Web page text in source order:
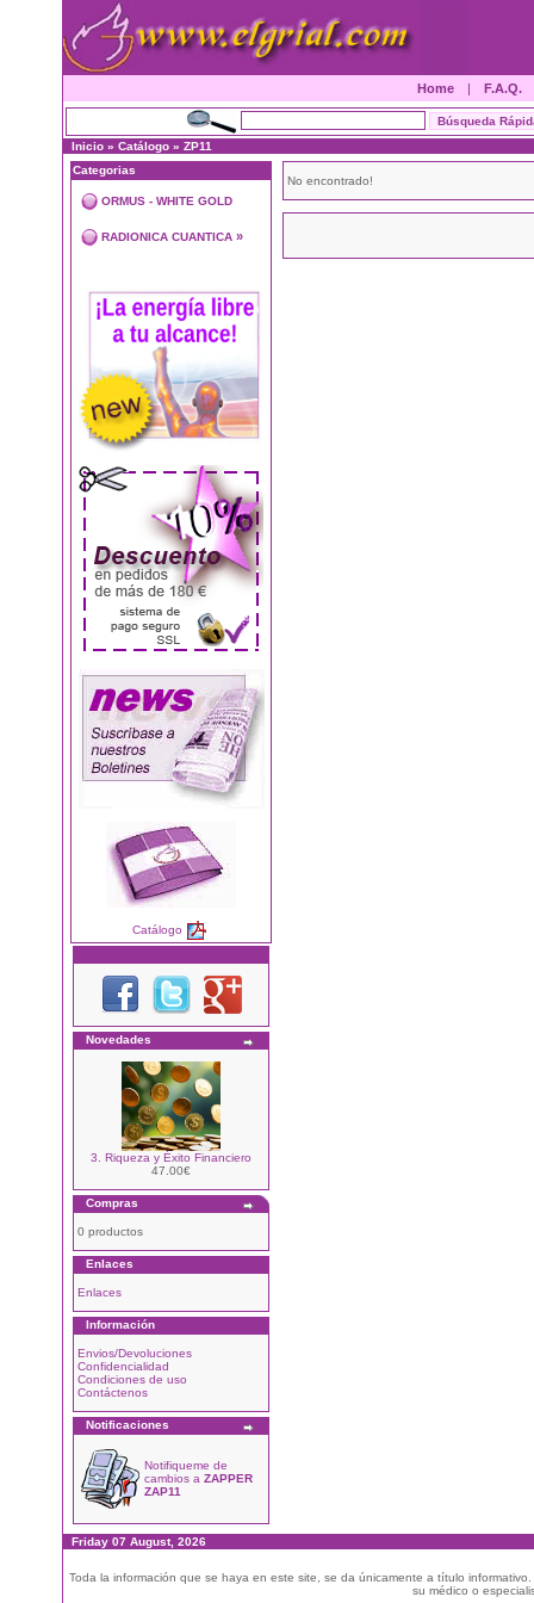
Home | F.A.Q.
Inicio » Catálogo » ZP11
Categorias
ORMUS - WHITE GOLD
RADIONICA CUANTICA »
Catálogo
Novedades
3. Riqueza y Éxito Financiero
47.00€
Compras
0 productos
Enlaces
Enlaces
Información
Envios/Devoluciones
Confidencialidad
Condiciones de uso
Contáctenos
Notificaciones
Notifiqueme de
cambios a ZAPPER
ZAP11
No encontrado!
Friday 07 August, 2026
Toda la información que se haya en este site, se da únicamente a título
su médico o